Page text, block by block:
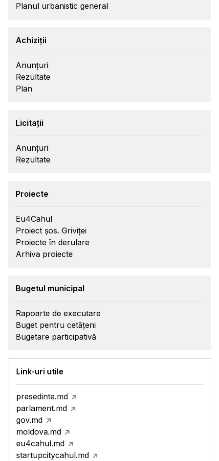
Planul urbanistic general
Achiziții
Anunțuri
Rezultate
Plan
Licitații
Anunțuri
Rezultate
Proiecte
Eu4Cahul
Proiect șos. Griviței
Proiecte în derulare
Arhiva proiecte
Bugetul municipal
Rapoarte de executare
Buget pentru cetățeni
Bugetare participativă
Link-uri utile
presedinte.md
parlament.md
gov.md
moldova.md
eu4cahul.md
startupcitycahul.md